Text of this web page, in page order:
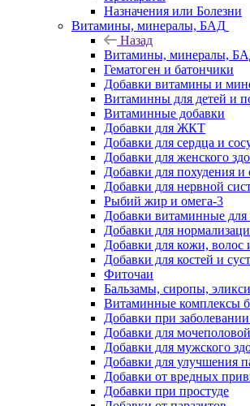
Назначения или Болезни
Витамины, минералы, БАД
Назад
Витамины, минералы,
Гематоген и батончики
Добавки витамины и
Витаминны для детей и
Витаминные добавки
Добавки для ЖКТ
Добавки для сердца и
Добавки для женского
Добавки для похудения
Добавки для нервной
Рыбий жир и омега-3
Добавки витаминные для
Добавки для
Добавки для кожи, волос
Добавки для костей и
Фиточаи
Бальзамы, сиропы,
Витаминные комплексы
Добавки при
Добавки для
Добавки для мужского
Добавки для улучшения
Добавки от вредных
Добавки при простуде